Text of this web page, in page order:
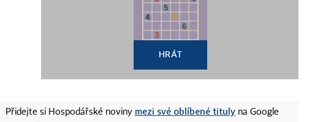
HRÁT
Přidejte si Hospodářské noviny mezi své oblíbené tituly na Google